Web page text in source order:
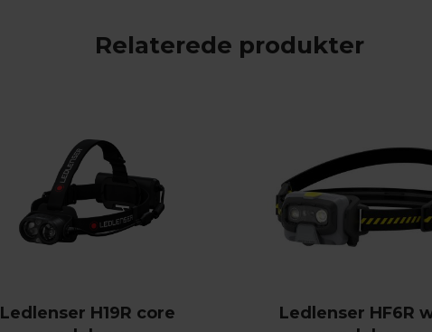
Relaterede produkter
Ledlenser H19R core
Ledlenser HF6R